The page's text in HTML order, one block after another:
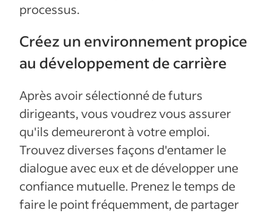
processus.
Créez un environnement propice
au développement de carrière
Après avoir sélectionné de futurs
dirigeants, vous voudrez vous assurer
qu'ils demeureront à votre emploi.
Trouvez diverses façons d'entamer le
dialogue avec eux et de développer une
confiance mutuelle. Prenez le temps de
faire le point fréquemment, de partager